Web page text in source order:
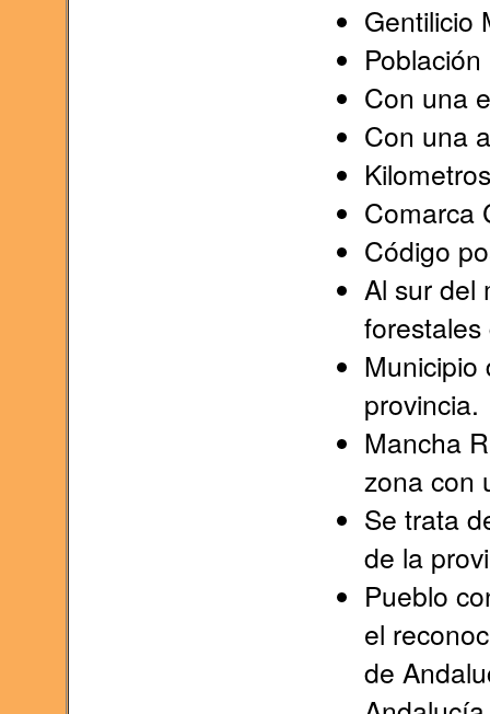
Gentilicio
Con una
Con una
Comarca
Código
Al sur del
Municipio
provincia.
Mancha
zona con
Se trata
de la
Pueblo
el
de